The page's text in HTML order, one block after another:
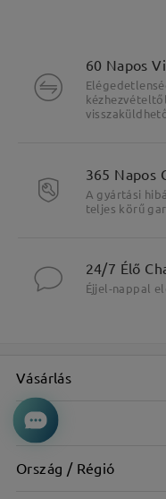
60 Napos
365 Napos
A gyártási
teljes körű
24/7 Élő
Éjjel-nappal
Vásárlás
Cég
Ország / Régió